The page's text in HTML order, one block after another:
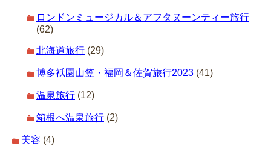
ロンドンミュージカル＆アフタヌーンティー旅行
(62)
北海道旅行 (29)
博多祇園山笠・福岡＆佐賀旅行2023 (41)
温泉旅行 (12)
箱根へ温泉旅行 (2)
美容 (4)